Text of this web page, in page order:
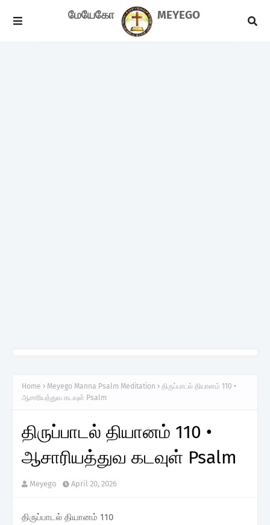
மேயேகோ MEYEGO
Home Meyego Manna Psalm Meditation
திருப்பாடல் தியானம் 110 •
ஆசாரியத்துவ கடவுள் Psalm
திருப்பாடல் தியானம் 110 •
ஆசாரியத்துவ கடவுள் Psalm
Meyego April 20, 2026
திருப்பாடல் தியானம் 110